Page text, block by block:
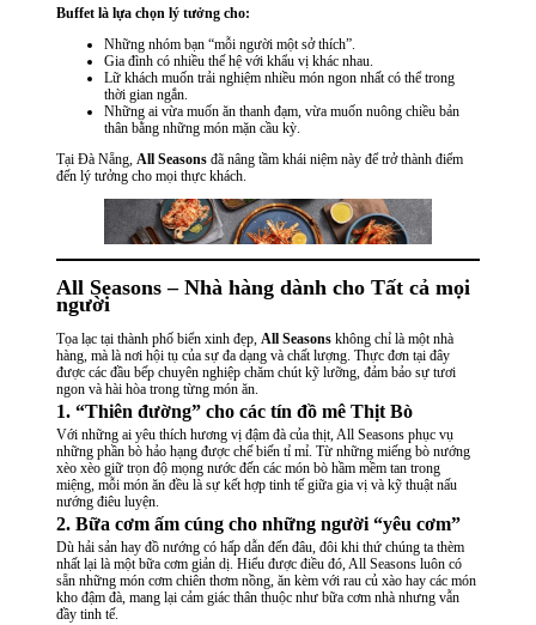
Buffet là lựa chọn lý tưởng cho:
Những nhóm bạn “mỗi người một sở thích”.
Gia đình có nhiều thế hệ với khẩu vị khác nhau.
Lữ khách muốn trải nghiệm nhiều món ngon nhất có thể trong
thời gian ngắn.
Những ai vừa muốn ăn thanh đạm, vừa muốn nuông chiều bản
thân bằng những món mặn cầu kỳ.
Tại Đà Nẵng, All Seasons đã nâng tầm khái niệm này để trở thành điểm
đến lý tưởng cho mọi thực khách.
All Seasons – Nhà hàng dành cho Tất cả mọi
người
Tọa lạc tại thành phố biển xinh đẹp,All Seasons không chỉ là một nhà
hàng, mà là nơi hội tụ của sự đa dạng và chất lượng. Thực đơn tại đây
được các đầu bếp chuyên nghiệp chăm chút kỹ lưỡng, đảm bảo sự tươi
ngon và hài hòa trong từng món ăn.
1. “Thiên đường” cho các tín đồ mê Thịt Bò
Với những ai yêu thích hương vị đậm đà của thịt, All Seasons phục vụ
những phần bò hảo hạng được chế biến tỉ mỉ. Từ những miếng bò nướng
xèo xèo giữ trọn độ mọng nước đến các món bò hầm mềm tan trong
miệng, mỗi món ăn đều là sự kết hợp tinh tế giữa gia vị và kỹ thuật nấu
nướng điêu luyện.
2. Bữa cơm ấm cúng cho những người “yêu cơm”
Dù hải sản hay đồ nướng có hấp dẫn đến đâu, đôi khi thứ chúng ta thèm
nhất lại là một bữa cơm giản dị. Hiểu được điều đó, All Seasons luôn có
sẵn những món cơm chiên thơm nồng, ăn kèm với rau củ xào hay các món
kho đậm đà, mang lại cảm giác thân thuộc như bữa cơm nhà nhưng vẫn
đầy tinh tế.